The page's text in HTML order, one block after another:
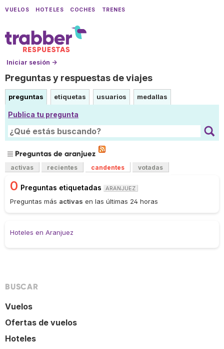
VUELOS HOTELES COCHES TRENES
Iniciar sesión →
Preguntas y respuestas de viajes
preguntas etiquetas usuarios medallas
Publica tu pregunta
Preguntas de aranjuez
activas recientes candentes votadas
0 Preguntas etiquetadas ARANJUEZ
Preguntas más activas en las últimas 24 horas
Hoteles en Aranjuez
BUSCAR
Vuelos
Ofertas de vuelos
Hoteles